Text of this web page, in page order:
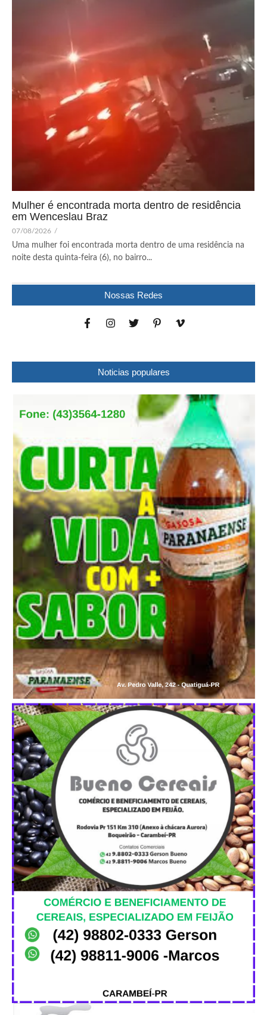
Mulher é encontrada morta dentro de residência
em Wenceslau Braz
07/08/2026 /
Uma mulher foi encontrada morta dentro de uma residência na
noite desta quinta-feira (6), no bairro...
Nossas Redes
Noticias populares